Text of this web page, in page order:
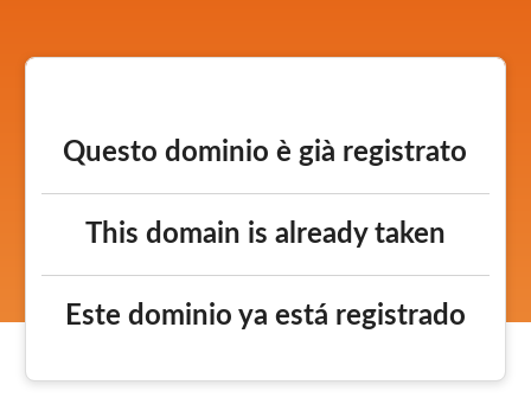
Questo dominio è già registrato
This domain is already taken
Este dominio ya está registrado